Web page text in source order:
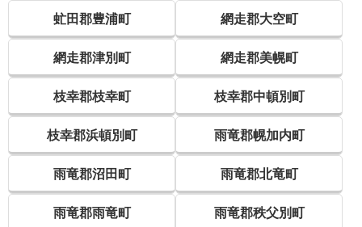
虻田郡豊浦町 網走郡大空町
網走郡津別町 網走郡美幌町
枝幸郡枝幸町 枝幸郡中頓別町
枝幸郡浜頓別町 雨竜郡幌加内町
雨竜郡沼田町 雨竜郡北竜町
雨竜郡雨竜町 雨竜郡秩父別町